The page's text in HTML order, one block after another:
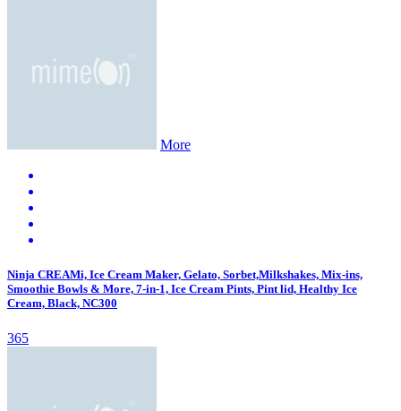
More
Ninja CREAMi, Ice Cream Maker, Gelato, Sorbet,Milkshakes, Mix-ins,
Smoothie Bowls & More, 7-in-1, Ice Cream Pints, Pint lid, Healthy Ice
Cream, Black, NC300
365